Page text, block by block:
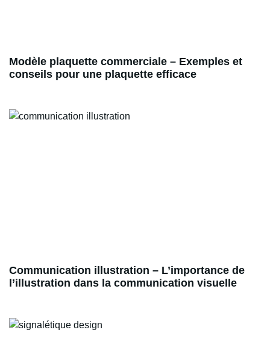
Modèle plaquette commerciale – Exemples et
conseils pour une plaquette efficace
Communication illustration – L’importance de
l’illustration dans la communication visuelle